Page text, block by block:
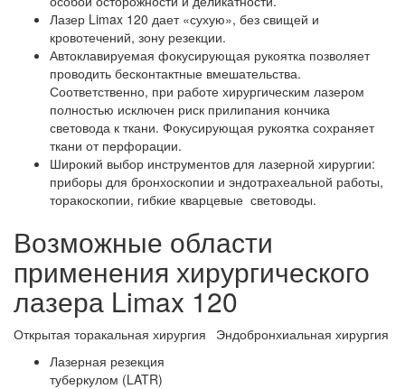
Лазер Limax 120 дает «сухую», без свищей и
кровотечений, зону резекции.
Автоклавируемая фокусирующая рукоятка позволяет
проводить бесконтактные вмешательства.
Соответственно, при работе хирургическим лазером
полностью исключен риск прилипания кончика
световода к ткани. Фокусирующая рукоятка сохраняет
ткани от перфорации.
Широкий выбор инструментов для лазерной хирургии:
приборы для бронхоскопии и эндотрахеальной работы,
торакоскопии, гибкие кварцевые световоды.
Возможные области
применения хирургического
лазера Limax 120
Открытая торакальная хирургия
Эндобронхиальная хирургия
Лазерная резекция
туберкулом (LATR)